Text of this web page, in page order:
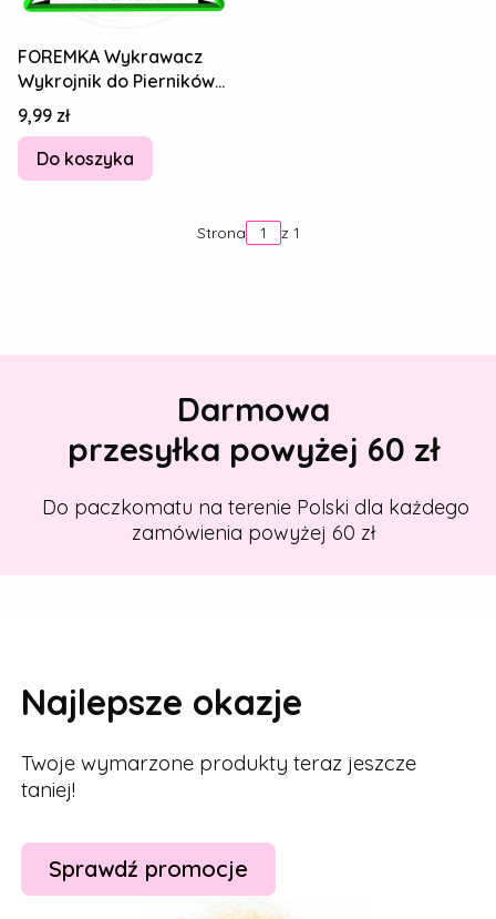
FOREMKA Wykrawacz
Wykrojnik do Pierników
Figury geometryczne -
TRÓJKĄT 10cm
Cena
9,99 zł
Do koszyka
Strona z 1
Darmowa
przesyłka powyżej 60 zł
Do paczkomatu na terenie Polski dla każdego
zamówienia powyżej 60 zł
Najlepsze okazje
Twoje wymarzone produkty teraz jeszcze
taniej!
Sprawdź promocje